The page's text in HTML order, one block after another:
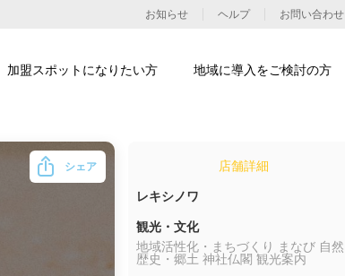
シェア 店舗詳細
レキシノワ
観光・文化
地域活性化・まちづくり まなび 自然
歴史・郷土 神社仏閣 観光案内
お知らせ ヘルプ お問い合わせ
加盟スポットになりたい方 地域に導入をご検討の方